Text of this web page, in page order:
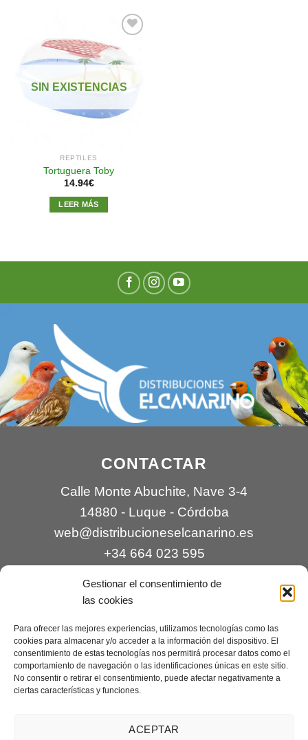
Gestionar el consentimiento de
las cookies
Para ofrecer las mejores experiencias, utilizamos tecnologías como las
cookies para almacenar y/o acceder a la información del dispositivo. El
consentimiento de estas tecnologías nos permitirá procesar datos como el
comportamiento de navegación o las identificaciones únicas en este sitio.
No consentir o retirar el consentimiento, puede afectar negativamente a
ciertas características y funciones.
ACEPTAR
lista de
SIN EXISTENCIAS
REPTILES
Tortuguera Toby
14.94€
LEER MÁS
CONTACTAR
Calle Monte Abuchite, Nave 3-4
14880 - Luque - Córdoba
web@distribucioneselcanarino.es
+34 664 023 595
Contacto|Incidencias|Devoluciones |
Condiciones generales
Mantenimiento web a cargo deCreaciones Digitales – mantenimiento web